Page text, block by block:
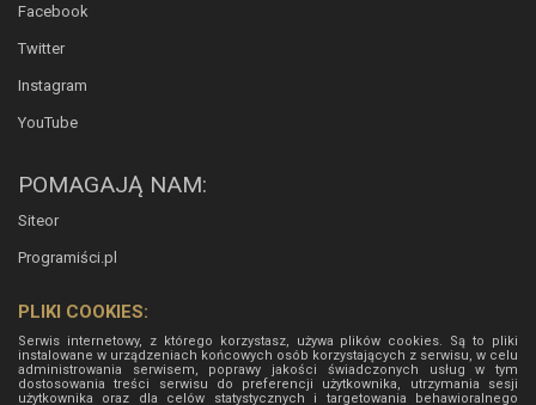
Facebook
Twitter
Instagram
YouTube
POMAGAJĄ NAM:
Siteor
Programiści.pl
PLIKI COOKIES:
Serwis internetowy, z którego korzystasz, używa plików cookies. Są to pliki
instalowane w urządzeniach końcowych osób korzystających z serwisu, w celu
administrowania serwisem, poprawy jakości świadczonych usług w tym
dostosowania treści serwisu do preferencji użytkownika, utrzymania sesji
użytkownika oraz dla celów statystycznych i targetowania behawioralnego